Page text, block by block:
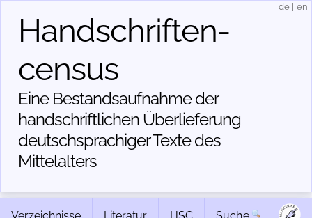
Handschriften­
census
Eine Bestandsaufnahme der
handschriftlichen Über­lieferung
deutschsprachiger Texte des
Mittelalters
de en